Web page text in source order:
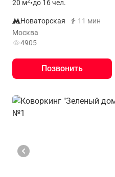
20 м •до 16 чел.
Новаторская
11 мин
Москва
4905
Позвонить